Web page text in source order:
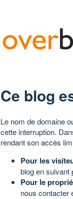
Ce blog
Le nom de domaine
cette interruption.
rendant son accès
Pour les
blog en suivant
Pour le
nous contacter